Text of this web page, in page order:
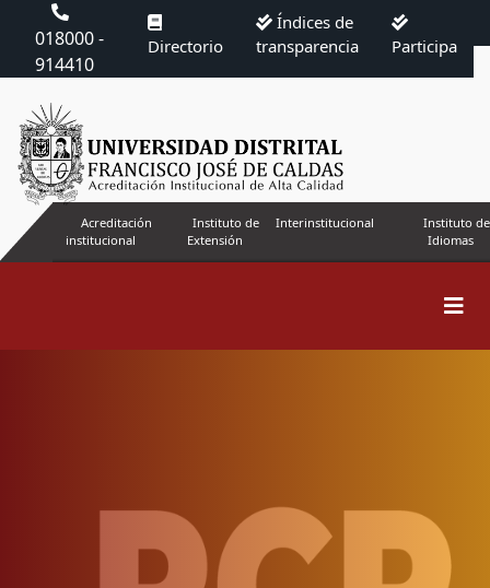
018000 -
914410
Directorio
Índices de
transparencia
Participa
Acreditación
institucional
Instituto de
Extensión
Interinstitucional
Instituto de
Idiomas